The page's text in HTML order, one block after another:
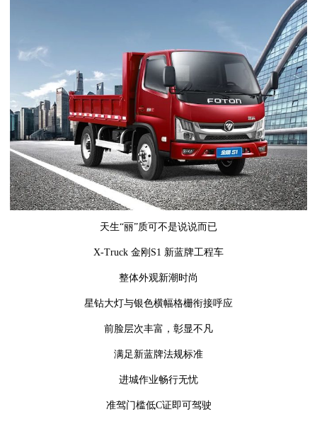
天生“丽”质可不是说说而已
X-Truck 金刚S1 新蓝牌工程车
整体外观新潮时尚
星钻大灯与银色横幅格栅衔接呼应
前脸层次丰富，彰显不凡
满足新蓝牌法规标准
进城作业畅行无忧
准驾门槛低C证即可驾驶